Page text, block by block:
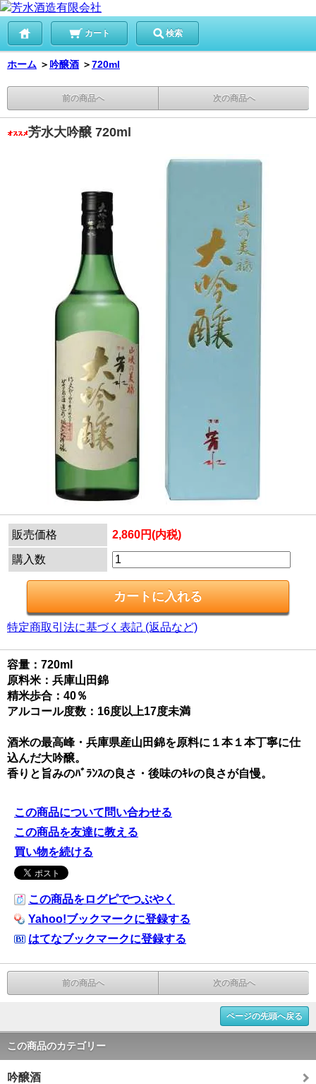
カート 検索
ホーム ＞ 吟醸酒 ＞720ml
前の商品へ 次の商品へ
芳水大吟醸 720ml
販売価格 2,860円(内税)
購入数
特定商取引法に基づく表記 (返品など)
容量：720ml
原料米：兵庫山田錦
精米歩合：40％
アルコール度数：16度以上17度未満
酒米の最高峰・兵庫県産山田錦を原料に１本１本丁寧に仕
込んだ大吟醸。
香りと旨みのﾊﾞﾗﾝｽの良さ・後味のｷﾚの良さが自慢。
この商品について問い合わせる
この商品を友達に教える
買い物を続ける
この商品をログピでつぶやく
Yahoo!ブックマークに登録する
はてなブックマークに登録する
前の商品へ 次の商品へ
ページの先頭へ戻る
この商品のカテゴリー
吟醸酒